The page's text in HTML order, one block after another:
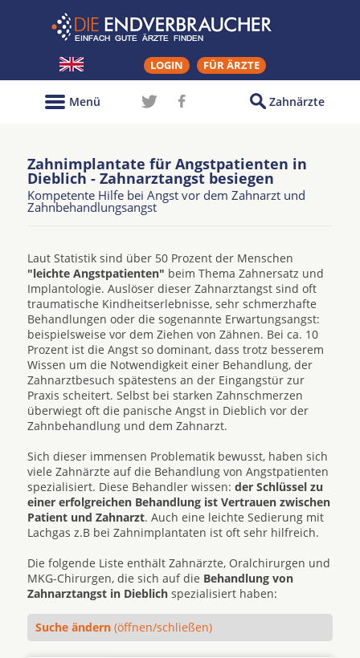
LOGIN FÜR ÄRZTE
Zahnärzte
Menü
Zahnimplantate für Angstpatienten in
Dieblich - Zahnarztangst besiegen
Kompetente Hilfe bei Angst vor dem Zahnarzt und
Zahnbehandlungsangst
Laut Statistik sind über 50 Prozent der Menschen
"leichte Angstpatienten" beim Thema Zahnersatz und
Implantologie. Auslöser dieser Zahnarztangst sind oft
traumatische Kindheitserlebnisse, sehr schmerzhafte
Behandlungen oder die sogenannte Erwartungsangst:
beispielsweise vor dem Ziehen von Zähnen. Bei ca. 10
Prozent ist die Angst so dominant, dass trotz besserem
Wissen um die Notwendigkeit einer Behandlung, der
Zahnarztbesuch spätestens an der Eingangstür zur
Praxis scheitert. Selbst bei starken Zahnschmerzen
überwiegt oft die panische Angst in Dieblich vor der
Zahnbehandlung und dem Zahnarzt.
Sich dieser immensen Problematik bewusst, haben sich
viele Zahnärzte auf die Behandlung von Angstpatienten
spezialisiert. Diese Behandler wissen: der Schlüssel zu
einer erfolgreichen Behandlung ist Vertrauen zwischen
Patient und Zahnarzt. Auch eine leichte Sedierung mit
Lachgas z.B bei Zahnimplantaten ist oft sehr hilfreich.
Die folgende Liste enthält Zahnärzte, Oralchirurgen und
MKG-Chirurgen, die sich auf die Behandlung von
Zahnarztangst in Dieblich spezialisiert haben:
Suche ändern (öffnen/schließen)